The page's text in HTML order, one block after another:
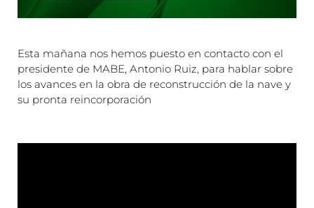
Esta mañana nos hemos puesto en contacto con el
presidente de MABE, Antonio Ruiz, para hablar sobre
los avances en la obra de reconstrucción de la nave y
su pronta reincorporación